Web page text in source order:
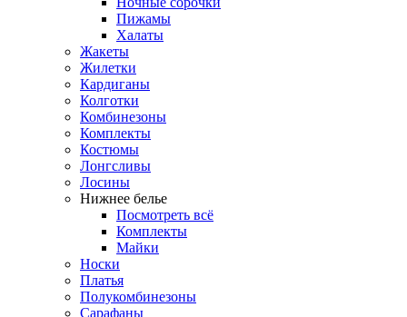
Пижамы
Халаты
Жакеты
Жилетки
Кардиганы
Колготки
Комбинезоны
Комплекты
Костюмы
Лонгсливы
Лосины
Нижнее белье
Посмотреть всё
Комплекты
Майки
Носки
Платья
Полукомбинезоны
Сарафаны